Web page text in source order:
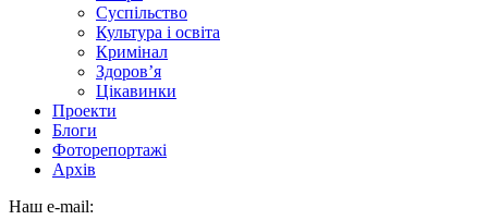
Суспільство
Культура і освіта
Кримінал
Здоров’я
Цікавинки
Проекти
Блоги
Фоторепортажі
Архів
Наш e-mail: